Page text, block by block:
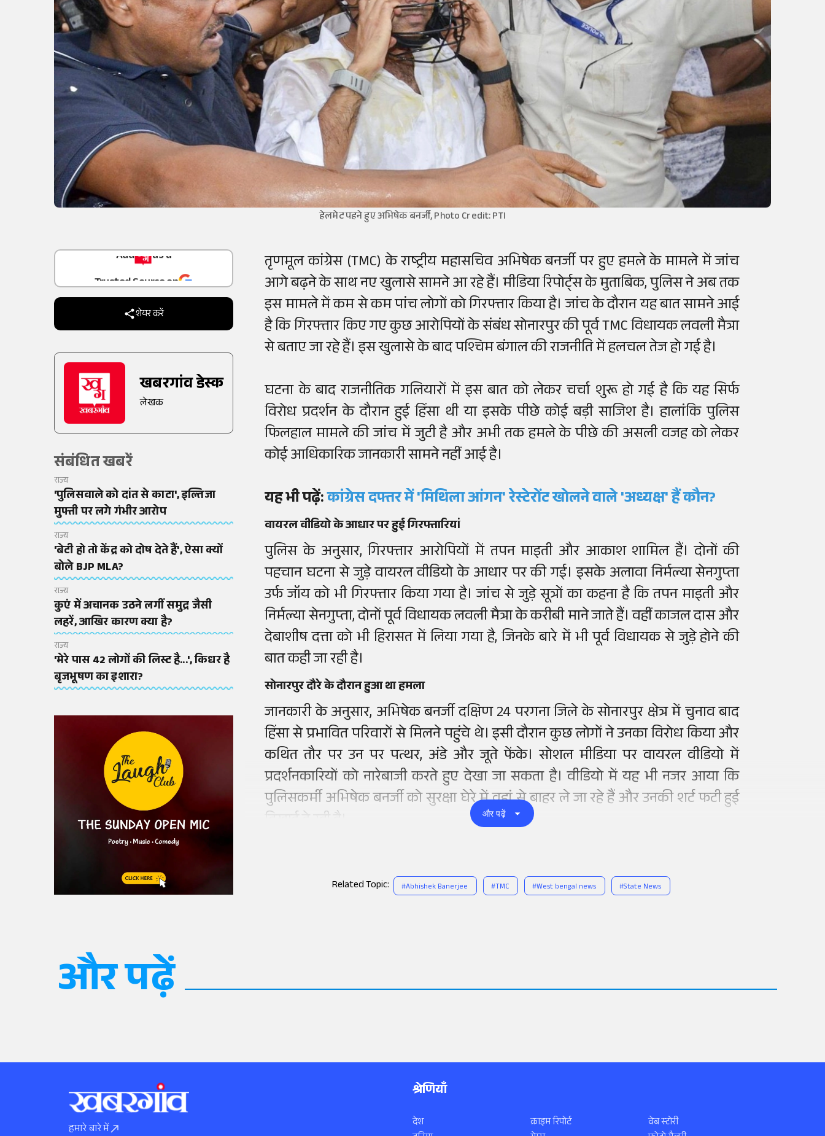
हेलमेट पहने हुए अभिषेक बनर्जी, Photo Credit: PTI
Trusted Source on
शेयर करें
खबरगांव डेस्क
लेखक
संबंधित खबरें
राज्य
'पुलिसवाले को दांत से काटा', इल्तिजा
मुफ्ती पर लगे गंभीर आरोप
राज्य
'बेटी हो तो केंद्र को दोष देते हैं', ऐसा क्यों
बोले BJP MLA?
राज्य
कुएं में अचानक उठने लगीं समुद्र जैसी
लहरें, आखिर कारण क्या है?
राज्य
'मेरे पास 42 लोगों की लिस्ट है...', किधर है
बृजभूषण का इशारा?
तृणमूल कांग्रेस (TMC) के राष्ट्रीय महासचिव अभिषेक बनर्जी पर हुए हमले के मामले में जांच
आगे बढ़ने के साथ नए खुलासे सामने आ रहे हैं। मीडिया रिपोर्ट्स के मुताबिक, पुलिस ने अब तक
इस मामले में कम से कम पांच लोगों को गिरफ्तार किया है। जांच के दौरान यह बात सामने आई
है कि गिरफ्तार किए गए कुछ आरोपियों के संबंध सोनारपुर की पूर्व TMC विधायक लवली मैत्रा
से बताए जा रहे हैं। इस खुलासे के बाद पश्चिम बंगाल की राजनीति में हलचल तेज हो गई है।
घटना के बाद राजनीतिक गलियारों में इस बात को लेकर चर्चा शुरू हो गई है कि यह सिर्फ
विरोध प्रदर्शन के दौरान हुई हिंसा थी या इसके पीछे कोई बड़ी साजिश है। हालांकि पुलिस
फिलहाल मामले की जांच में जुटी है और अभी तक हमले के पीछे की असली वजह को लेकर
कोई आधिकारिक जानकारी सामने नहीं आई है।
यह भी पढ़ें:कांग्रेस दफ्तर में 'मिथिला आंगन' रेस्टेरोंट खोलने वाले 'अध्यक्ष' हैं कौन?
वायरल वीडियो के आधार पर हुई गिरफ्तारियां
पुलिस के अनुसार, गिरफ्तार आरोपियों में तपन माइती और आकाश शामिल हैं। दोनों की
पहचान घटना से जुड़े वायरल वीडियो के आधार पर की गई। इसके अलावा निर्मल्या सेनगुप्ता
उर्फ जॉय को भी गिरफ्तार किया गया है। जांच से जुड़े सूत्रों का कहना है कि तपन माइती और
निर्मल्या सेनगुप्ता, दोनों पूर्व विधायक लवली मैत्रा के करीबी माने जाते हैं। वहीं काजल दास और
देबाशीष दत्ता को भी हिरासत में लिया गया है, जिनके बारे में भी पूर्व विधायक से जुड़े होने की
बात कही जा रही है।
सोनारपुर दौरे के दौरान हुआ था हमला
जानकारी के अनुसार, अभिषेक बनर्जी दक्षिण 24 परगना जिले के सोनारपुर क्षेत्र में चुनाव बाद
हिंसा से प्रभावित परिवारों से मिलने पहुंचे थे। इसी दौरान कुछ लोगों ने उनका विरोध किया और
कथित तौर पर उन पर पत्थर, अंडे और जूते फेंके। सोशल मीडिया पर वायरल वीडियो में
प्रदर्शनकारियों को नारेबाजी करते हुए देखा जा सकता है। वीडियो में यह भी नजर आया कि
पुलिसकर्मी अभिषेक बनर्जी को सुरक्षा घेरे में वहां से बाहर ले जा रहे हैं और उनकी शर्ट फटी हुई
और पढ़ें
Related Topic: #Abhishek Banerjee #TMC #West bengal news #State News
और पढ़ें
हमारे बारे में
श्रेणियाँ
देश
क्राइम रिपोर्ट
वेब स्टोरी